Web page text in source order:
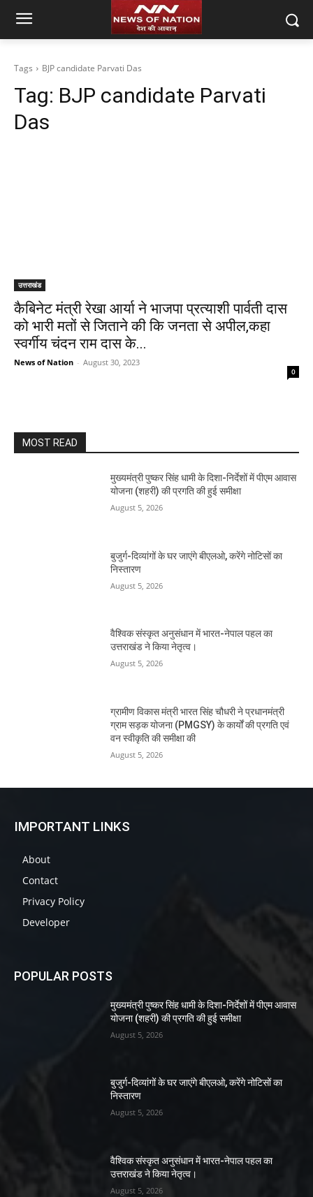
Tags BJP candidate Parvati Das
Tag: BJP candidate Parvati
Das
उत्तराखंड
कैबिनेट मंत्री रेखा आर्या ने भाजपा प्रत्याशी पार्वती दास
को भारी मतों से जिताने की कि जनता से अपील,कहा
स्वर्गीय चंदन राम दास के...
News of Nation - August 30, 2023
0
MOST READ
मुख्यमंत्री पुष्कर सिंह धामी के दिशा-निर्देशों में पीएम आवास
योजना (शहरी) की प्रगति की हुई समीक्षा
August 5, 2026
बुजुर्ग-दिव्यांगों के घर जाएंगे बीएलओ, करेंगे नोटिसों का
निस्तारण
August 5, 2026
वैश्विक संस्कृत अनुसंधान में भारत-नेपाल पहल का
उत्तराखंड ने किया नेतृत्व।
August 5, 2026
ग्रामीण विकास मंत्री भारत सिंह चौधरी ने प्रधानमंत्री
ग्राम सड़क योजना (PMGSY) के कार्यों की प्रगति एवं
वन स्वीकृति की समीक्षा की
August 5, 2026
IMPORTANT LINKS
About
Contact
Privacy Policy
Developer
POPULAR POSTS
मुख्यमंत्री पुष्कर सिंह धामी के दिशा-निर्देशों में पीएम आवास
योजना (शहरी) की प्रगति की हुई समीक्षा
August 5, 2026
बुजुर्ग-दिव्यांगों के घर जाएंगे बीएलओ, करेंगे नोटिसों का
निस्तारण
August 5, 2026
वैश्विक संस्कृत अनुसंधान में भारत-नेपाल पहल का
उत्तराखंड ने किया नेतृत्व।
August 5, 2026